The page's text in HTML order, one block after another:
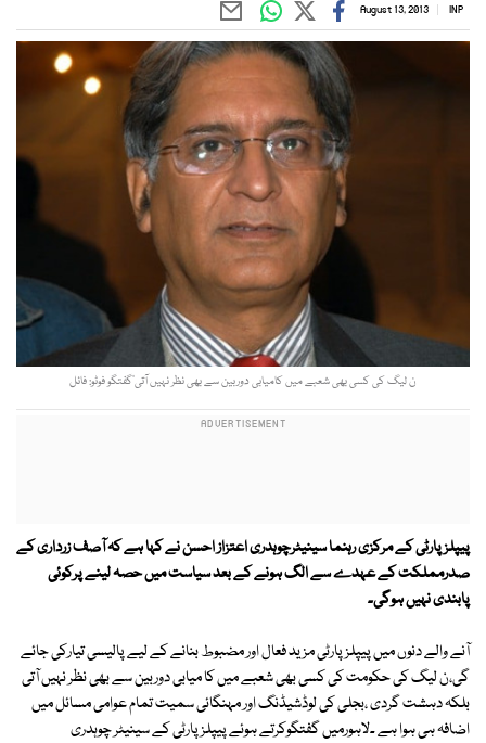
INP
August 13, 2013
ن لیگ کی کسی بھی شعبے میں کامیابی دوربین سے بھی نظر نہیں آتی‘گفتگو فوٹو: فائل
پیپلزپارٹی کے مرکزی رہنما سینیٹرچوہدری اعتزاز احسن نے کہا ہے کہ آصف زرداری کے
صدرمملکت کے عہدے سے الگ ہونے کے بعد سیاست میں حصہ لینے پرکوئی
پابندی نہیں ہوگی۔
آنے والے دنوں میں پیپلزپارٹی مزید فعال اور مضبوط بنانے کے لیے پالیسی تیارکی جائے
گی،ن لیگ کی حکومت کی کسی بھی شعبے میں کا میابی دوربین سے بھی نظر نہیں آتی
بلکہ دہشت گردی ،بجلی کی لوڈشیڈنگ اور مہنگائی سمیت تمام عوامی مسائل میں
اضافہ ہی ہوا ہے ۔لاہورمیں گفتگوکرتے ہوئے پیپلزپارٹی کے سینیٹر چوہدری